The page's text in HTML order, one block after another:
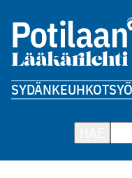
SYDÄNKEUHKOT